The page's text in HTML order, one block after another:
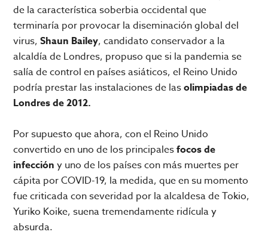
de la característica soberbia occidental que
terminaría por provocar la diseminación global del
virus,Shaun Bailey, candidato conservador a la
alcaldía de Londres, propuso que si la pandemia se
salía de control en países asiáticos, el Reino Unido
podría prestar las instalaciones de lasolimpiadas de
Londres de 2012.
Por supuesto que ahora, con el Reino Unido
convertido en uno de los principalesfocos de
infeccióny uno de los países con más muertes per
cápita por COVID-19, la medida, que en su momento
fue criticada con severidad por la alcaldesa de Tokio,
Yuriko Koike, suena tremendamente ridícula y
absurda.